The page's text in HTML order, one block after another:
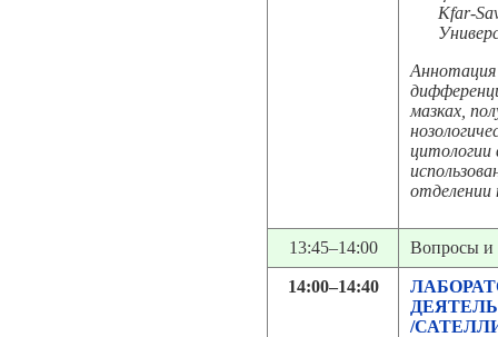
Kfar-
Аннотация
мазках,
цитологии
13:45–14:00 Вопросы и
14:00–14:40
/